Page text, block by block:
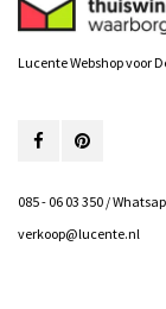
Lucente Webshop voor
085 - 06 03 350 /
verkoop@lucente.nl